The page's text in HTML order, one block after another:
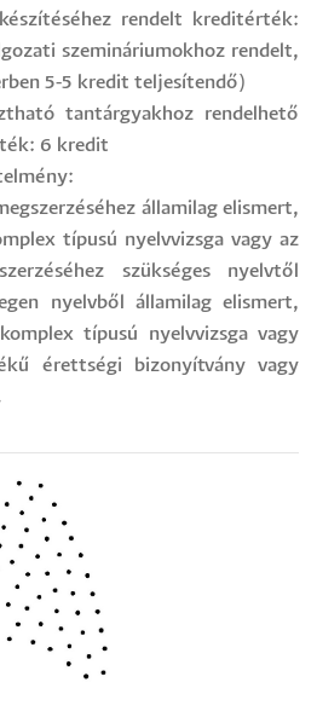
rendelt kreditérték:
szemináriumokhoz rendelt,
5-5 kredit teljesítendő)
tantárgyakhoz rendelhető
6 kredit
államilag elismert,
típusú nyelvvizsga vagy az
szükséges nyelvtől
nyelvből államilag elismert,
típusú nyelvvizsga vagy
érettségi bizonyítvány vagy